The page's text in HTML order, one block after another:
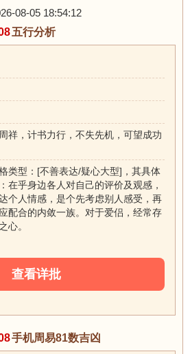
08-05 18:54:12
五行分析
祥，计书力行，不失先机，可望成功
类型：[不善表达/疑心大型]，其具体
在乎身边各人对自己的评价及观感，
个人情感，是个先考虑别人感受，再
配合的内敛一族。对于爱侣，经常存
心。
查看详批
手机周易81数吉凶